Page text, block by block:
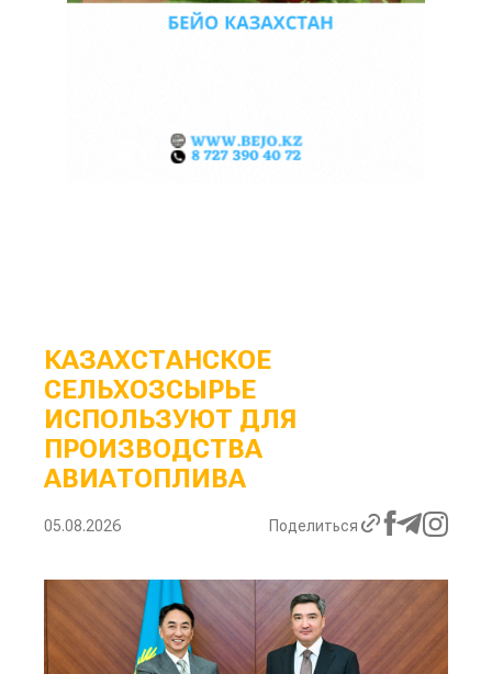
КАЗАХСТАНСКОЕ
СЕЛЬХОЗСЫРЬЕ
ИСПОЛЬЗУЮТ ДЛЯ
ПРОИЗВОДСТВА
АВИАТОПЛИВА
05.08.2026 Поделиться